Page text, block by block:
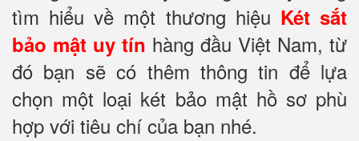
tìm hiểu về một thương hiệu Két sắt
bảo mật uy tín hàng đầu Việt Nam, từ
đó bạn sẽ có thêm thông tin để lựa
chọn một loại két bảo mật hồ sơ phù
hợp với tiêu chí của bạn nhé.